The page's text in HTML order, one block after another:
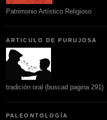
Patrimonio Artístico Religioso
ARTICULO DE PURUJOSA
tradición oral (buscad pagina 291)
PALEONTOLOGÍA